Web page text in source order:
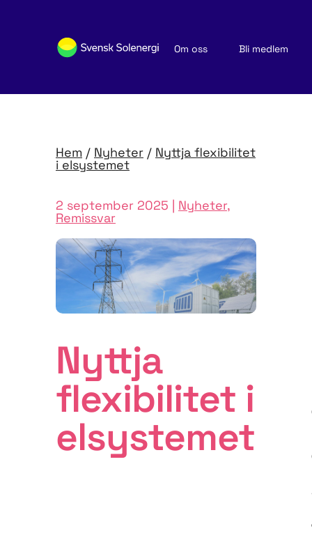
Om oss
Bli medlem
Nyheter och publikationer
Hem / Nyheter / Nyttja flexi­bilitet
i elsystemet
2 september 2025 | Nyheter,
Remissvar
Nyttja
flexi­bilitet i
elsystemet